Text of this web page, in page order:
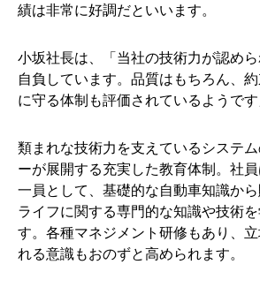
績は非常に好調だといいます。
小坂社長は、「当社の技術力が認め
自負しています。品質はもちろん、
に守る体制も評価されているようです
類まれな技術力を支えているシステ
ーが展開する充実した教育体制。社
一員として、基礎的な自動車知識か
ライフに関する専門的な知識や技術
す。各種マネジメント研修もあり、
れる意識もおのずと高められます。